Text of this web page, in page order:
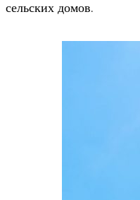
сельских домов.